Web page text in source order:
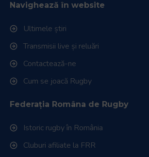
Navighează în website
Ultimele știri
Transmisii live și reluări
Contactează-ne
Cum se joacă Rugby
Federația Româna de Rugby
Istoric rugby în România
Cluburi afiliate la FRR